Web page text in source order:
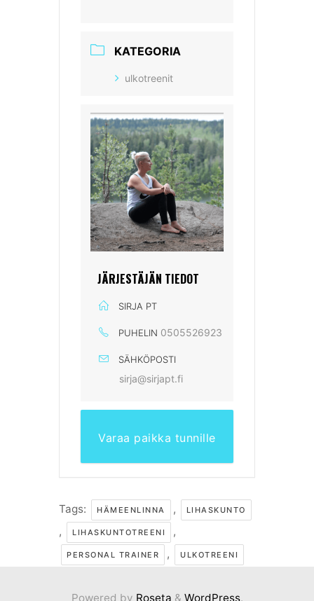
KATEGORIA
ulkotreenit
JÄRJESTÄJÄN TIEDOT
SIRJA PT
PUHELIN 0505526923
SÄHKÖPOSTI
sirja@sirjapt.fi
Varaa paikka tunnille
Tags: HÄMEENLINNA , LIHASKUNTO
, LIHASKUNTOTREENI ,
PERSONAL TRAINER , ULKOTREENI
Powered by Roseta & WordPress.